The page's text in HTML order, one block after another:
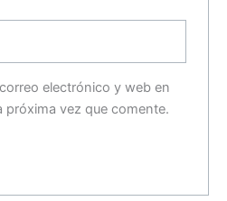
electrónico y web en
próxima vez que comente.